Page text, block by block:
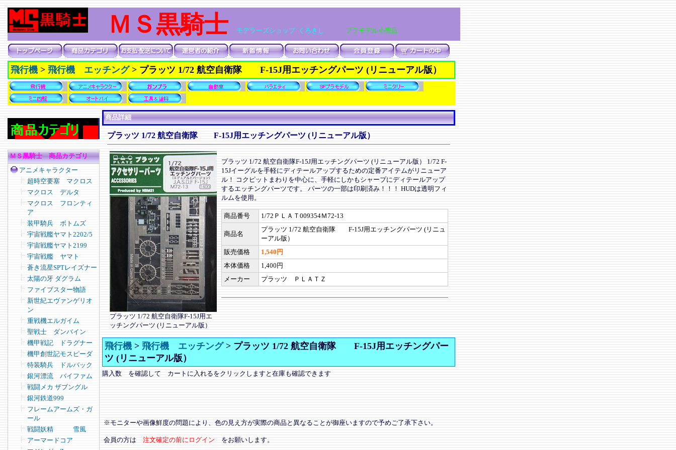
ＭＳ黒騎士 モデラーズショップ くろきし プラモデル小売店
飛行機 > 飛行機 エッチング> プラッツ 1/72 航空自衛隊 F-15J用エッチングパーツ (リニューアル版）
ＭＳ黒騎士 商品カテゴリ
アニメキャラクター
超時空要塞 マクロス
マクロス デルタ
マクロス フロンティ
ア
装甲騎兵 ボトムズ
宇宙戦艦ヤマト2202/5
宇宙戦艦ヤマト2199
宇宙戦艦 ヤマト
蒼き流星SPTレイズナー
太陽の牙 ダグラム
ファイブスター物語
新世紀エヴァンゲリオ
ン
重戦機エルガイム
聖戦士 ダンバイン
機甲戦記 ドラグナー
機甲創世記モスピーダ
特装騎兵 ドルバック
銀河漂流 バイファム
戦闘メカ ザブングル
銀河鉄道999
フレームアームズ・ガ
ール
戦闘妖精 雪風
アーマードコア
商品詳細
プラッツ 1/72 航空自衛隊 F-15J用エッチングパーツ (リニューアル版）
プラッツ 1/72 航空自衛隊F-15J用エ
ッチングパーツ (リニューアル版）
プラッツ 1/72 航空自衛隊F-15J用エッチングパーツ (リニューアル版） 1/72 F-
15Jイーグルを手軽にディテールアップするための定番アイテムがリニューア
ル！ コクピットまわりを中心に、手軽にしかもシャープにディテールアップ
するエッチングパーツです。 パーツの一部は印刷済み！！！ HUDは透明フィ
ルムを使用。
商品番号 1/72ＰＬＡＴ009354Ｍ72-13
商品名
プラッツ 1/72 航空自衛隊 F-15J用エッチングパーツ (リニュ
ーアル版）
販売価格
1,540円
本体価格
1,400円
メーカー
プラッツ ＰＬＡＴＺ
飛行機 > 飛行機 エッチング> プラッツ 1/72 航空自衛隊 F-15J用エッチングパー
ツ (リニューアル版）
購入数 を確認して カートに入れるをクリックしますと在庫も確認できます
※モニターや画像鮮度の問題により、色の見え方が実際の商品と異なることが御座いますので予めご了承下さい。
会員の方は 注文確定の前にログイン をお願いします。